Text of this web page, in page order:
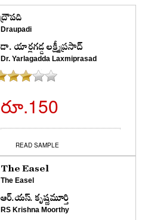
ద్రౌపది
Draupadi
డా. యార్లగడ్డ లక్ష్మీప్రసాద్
Dr. Yarlagadda Laxmiprasad
రూ.150
READ SAMPLE
The Easel
The Easel
ఆర్.యస్. కృష్ణమూర్తి
RS Krishna Moorthy